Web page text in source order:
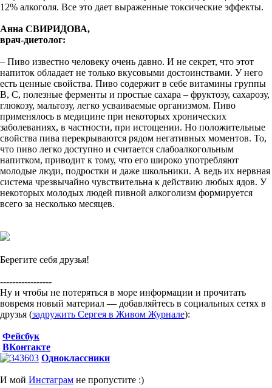
12% алкоголя. Все это дает выраженные токсические эффекты.
Анна СВИРИДОВА,
врач-диетолог:
– Пиво известно человеку очень давно. И не секрет, что этот
напиток обладает не только вкусовыми достоинствами. У него
есть ценные свойства. Пиво содержит в себе витамины группы
В, С, полезные ферменты и простые сахара – фруктозу, сахарозу,
глюкозу, мальтозу, легко усваиваемые организмом. Пиво
применялось в медицине при некоторых хронических
заболеваниях, в частности, при истощении. Но положительные
свойства пива перекрываются рядом негативных моментов. То,
что пиво легко доступно и считается слабоалкогольным
напитком, приводит к тому, что его широко употребляют
молодые люди, подростки и даже школьники. А ведь их нервная
система чрезвычайно чувствительна к действию любых ядов. У
некоторых молодых людей пивной алкоголизм формируется
всего за несколько месяцев.
Берегите себя друзья!
-----------------
Ну и чтобы не потеряться в море информации и прочитать
вовремя новый материал — добавляйтесь в социальных сетях в
друзья (задружить Сергея в Живом Журнале):
Фейсбук
ВКонтакте
Одноклассники
И мой Инстаграм не пропустите :)